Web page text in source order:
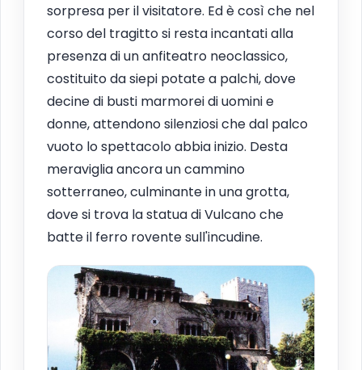
sorpresa per il visitatore. Ed è così che nel
corso del tragitto si resta incantati alla
presenza di un anfiteatro neoclassico,
costituito da siepi potate a palchi, dove
decine di busti marmorei di uomini e
donne, attendono silenziosi che dal palco
vuoto lo spettacolo abbia inizio. Desta
meraviglia ancora un cammino
sotterraneo, culminante in una grotta,
dove si trova la statua di Vulcano che
batte il ferro rovente sull'incudine.